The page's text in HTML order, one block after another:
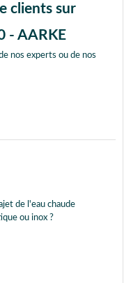
clients sur
- AARKE
nos experts ou de nos
de l'eau chaude
ou inox ?